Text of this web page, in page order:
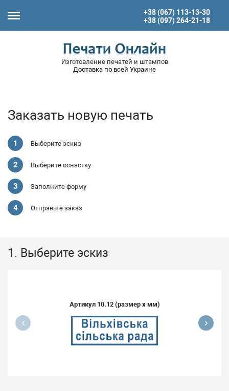
+38 (067) 113-13-30
+38 (097) 264-21-18
Изготовление печатей и штампов
Доставка по всей Украине
Заказать новую печать
Выберите эскиз
Выберите оснастку
Заполните форму
Отправьте заказ
1. Выберите эскиз
Артикул 10.12(размер x мм)